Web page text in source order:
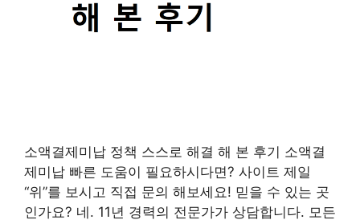
소액결제미납 정책 스스로 해결 해 본 후기 소액결
제미납 빠른 도움이 필요하시다면? 사이트 제일
“위”를 보시고 직접 문의 해보세요! 믿을 수 있는 곳
인가요? 네. 11년 경력의 전문가가 상담합니다. 모든